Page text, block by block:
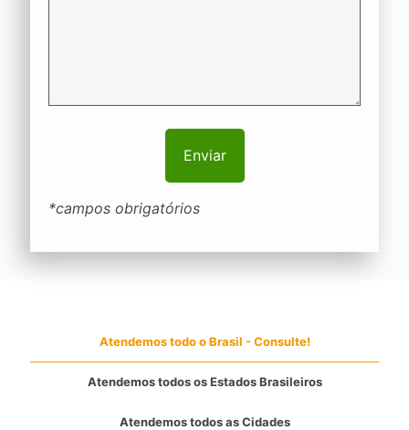
*campos obrigatórios
Atendemos todo o Brasil - Consulte!
Atendemos todos os Estados Brasileiros
Atendemos todos as Cidades